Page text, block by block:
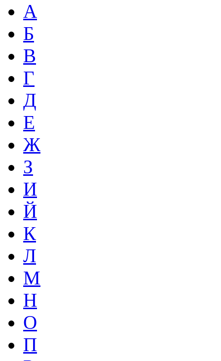
А
Б
В
Г
Д
Е
Ж
З
И
Й
К
Л
М
Н
О
П